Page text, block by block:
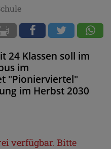
24 Klassen soll im
im
"Pionierviertel"
im Herbst 2030
verfügbar. Bitte